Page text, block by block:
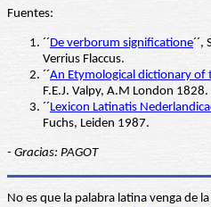
Fuentes:
´´De verborum significatione
Verrius Flaccus.
´´An Etymological dictionary of
F.E.J. Valpy, A.M London 1828.
´´Lexicon Latinatis
Fuchs, Leiden 1987.
- Gracias: PAGOT
No es que la palabra latina venga de